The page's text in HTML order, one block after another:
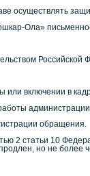
осуществлять
Ола»
включении в
администрации
обращения.
2 статьи 10
но не